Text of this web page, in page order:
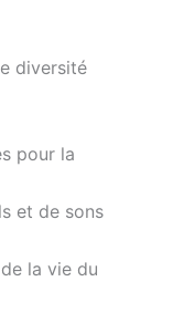
diversité
pour la
et de sons
la vie du